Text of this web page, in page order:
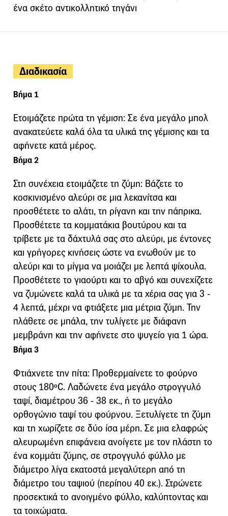
ένα σκέτο αντικολλητικό τηγάνι
Διαδικασία
Βήμα 1
Ετοιμάζετε πρώτα τη γέμιση: Σε ένα μεγάλο μπολ
ανακατεύετε καλά όλα τα υλικά της γέμισης και τα
αφήνετε κατά μέρος.
Βήμα 2
Στη συνέχεια ετοιμάζετε τη ζύμη: Βάζετε το
κοσκινισμένο αλεύρι σε μια λεκανίτσα και
προσθέτετε το αλάτι, τη ρίγανη και την πάπρικα.
Προσθέτετε τα κομματάκια βουτύρου και τα
τρίβετε με τα δάχτυλά σας στο αλεύρι, με έντονες
και γρήγορες κινήσεις ώστε να ενωθούν με το
αλεύρι και το μίγμα να μοιάζει με λεπτά ψίχουλα.
Προσθέτετε το γιαούρτι και το αβγό και συνεχίζετε
να ζυμώνετε καλά τα υλικά με τα χέρια σας για 3 -
4 λεπτά, μέχρι να φτιάξετε μια μέτρια ζύμη. Την
πλάθετε σε μπάλα, την τυλίγετε με διάφανη
μεμβράνη και την αφήνετε στο ψυγείο για 1 ώρα.
Βήμα 3
Φτιάχνετε την πίτα: Προθερμαίνετε το φούρνο
στους 180ºC. Λαδώνετε ένα μεγάλο στρογγυλό
ταψί, διαμέτρου 36 - 38 εκ., ή το μεγάλο
ορθογώνιο ταψί του φούρνου. Ξετυλίγετε τη ζύμη
και τη χωρίζετε σε δύο ίσα μέρη. Σε μια ελαφρώς
αλευρωμένη επιφάνεια ανοίγετε με τον πλάστη το
ένα κομμάτι ζύμης, σε στρογγυλό φύλλο με
διάμετρο λίγα εκατοστά μεγαλύτερη από τη
διάμετρο του ταψιού (περίπου 40 εκ.). Στρώνετε
προσεκτικά το ανοιγμένο φύλλο, καλύπτοντας και
τα τοιχώματα.